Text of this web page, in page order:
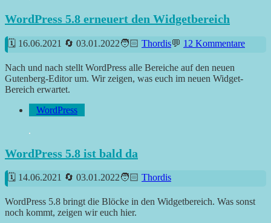
WordPress 5.8 erneuert den Widgetbereich
16.06.2021 03.01.2022 Thordis 12 Kommentare
Nach und nach stellt WordPress alle Bereiche auf den neuen
Gutenberg-Editor um. Wir zeigen, was euch im neuen Widget-
Bereich erwartet.
WordPress
WordPress 5.8 ist bald da
14.06.2021 03.01.2022 Thordis
WordPress 5.8 bringt die Blöcke in den Widgetbereich. Was sonst
noch kommt, zeigen wir euch hier.